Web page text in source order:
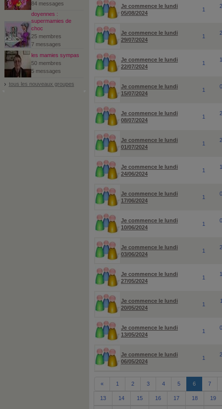
84 messages
doyennes :
supermamies de
choc
25 membres
7 messages
les mamies sympas
50 membres
5 messages
tous les nouveaux groupes
Je commence le lundi
05/08/2024
1
Je commence le lundi
29/07/2024
1
Je commence le lundi
22/07/2024
1
Je commence le lundi
15/07/2024
1
Je commence le lundi
08/07/2024
1
Je commence le lundi
01/07/2024
1
Je commence le lundi
24/06/2024
1
Je commence le lundi
17/06/2024
1
Je commence le lundi
10/06/2024
1
Je commence le lundi
03/06/2024
1
Je commence le lundi
27/05/2024
1
Je commence le lundi
20/05/2024
1
Je commence le lundi
13/05/2024
1
Je commence le lundi
06/05/2024
1
« 1 2 3 4 5 6 7
13 14 15 16 17 18 19